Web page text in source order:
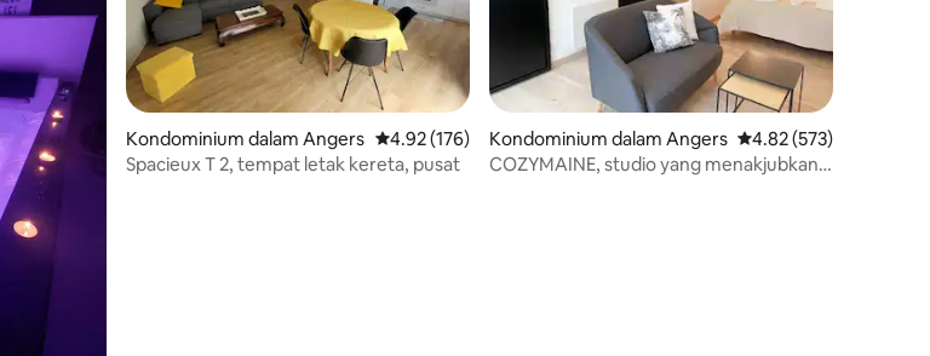
Kondominium dalam Angers Penarafan purata 4.92 daripada 5, 176 ulasan
4.92 (176)
Spacieux T 2, tempat letak kereta, pusat
Kondominium dalam Angers Penarafan purata 4.82
4.82 (573)
COZYMAINE, studio yang menakjubkan